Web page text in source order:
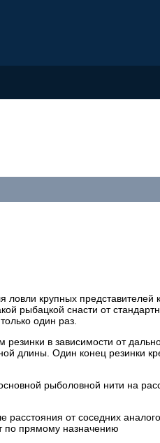
ловли крупных
рыбацкой снасти от
один раз.
в зависимости от
длины. Один конец резинки
рыболовной нити на
от соседних
по прямому назначению